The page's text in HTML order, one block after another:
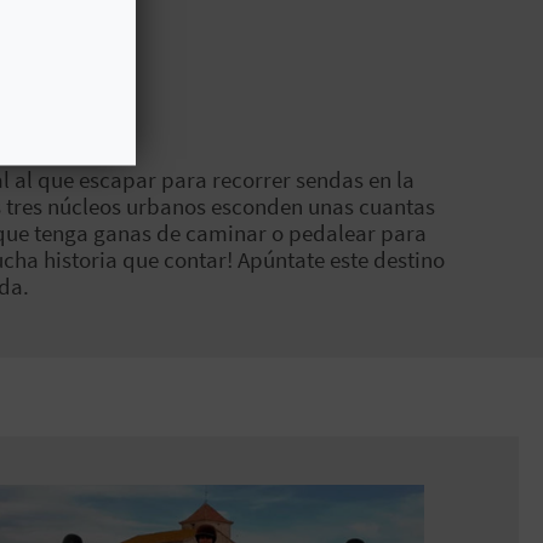
al que escapar para recorrer sendas en la
núcleos urbanos esconden unas cuantas
tenga ganas de caminar o pedalear para
historia que contar! Apúntate este destino